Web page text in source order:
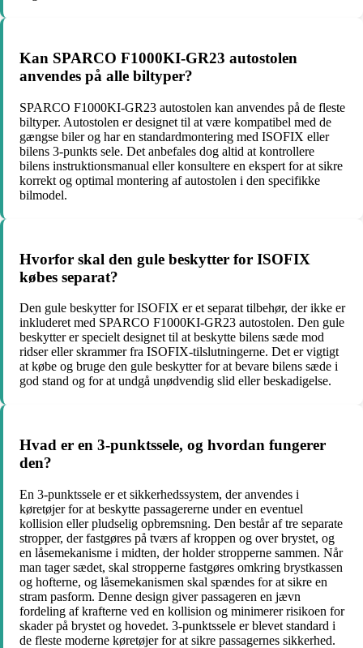
Kan SPARCO F1000KI-GR23 autostolen
anvendes på alle biltyper?
SPARCO F1000KI-GR23 autostolen kan anvendes på de fleste
biltyper. Autostolen er designet til at være kompatibel med de
gængse biler og har en standardmontering med ISOFIX eller
bilens 3-punkts sele. Det anbefales dog altid at kontrollere
bilens instruktionsmanual eller konsultere en ekspert for at sikre
korrekt og optimal montering af autostolen i den specifikke
bilmodel.
Hvorfor skal den gule beskytter for ISOFIX
købes separat?
Den gule beskytter for ISOFIX er et separat tilbehør, der ikke er
inkluderet med SPARCO F1000KI-GR23 autostolen. Den gule
beskytter er specielt designet til at beskytte bilens sæde mod
ridser eller skrammer fra ISOFIX-tilslutningerne. Det er vigtigt
at købe og bruge den gule beskytter for at bevare bilens sæde i
god stand og for at undgå unødvendig slid eller beskadigelse.
Hvad er en 3-punktssele, og hvordan fungerer
den?
En 3-punktssele er et sikkerhedssystem, der anvendes i
køretøjer for at beskytte passagererne under en eventuel
kollision eller pludselig opbremsning. Den består af tre separate
stropper, der fastgøres på tværs af kroppen og over brystet, og
en låsemekanisme i midten, der holder stropperne sammen. Når
man tager sædet, skal stropperne fastgøres omkring brystkassen
og hofterne, og låsemekanismen skal spændes for at sikre en
stram pasform. Denne design giver passageren en jævn
fordeling af krafterne ved en kollision og minimerer risikoen for
skader på brystet og hovedet. 3-punktssele er blevet standard i
de fleste moderne køretøjer for at sikre passagernes sikkerhed.